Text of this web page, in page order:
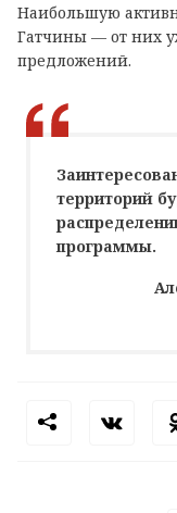
Наибольшую
Гатчины — от них
предложений.
территорий
программы.